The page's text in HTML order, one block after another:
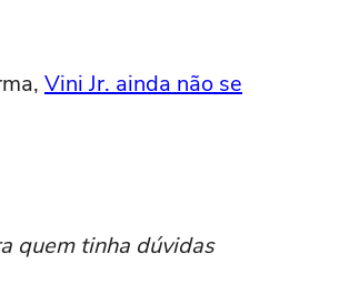
Vini Jr. ainda não se
quem tinha dúvidas